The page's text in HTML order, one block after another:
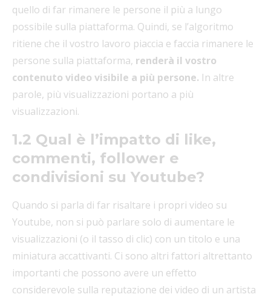
quello di far rimanere le persone il più a lungo
possibile sulla piattaforma. Quindi, se l’algoritmo
ritiene che il vostro lavoro piaccia e faccia rimanere le
persone sulla piattaforma, renderà il vostro
contenuto video visibile a più persone. In altre
parole, più visualizzazioni portano a più
visualizzazioni.
1.2 Qual è l’impatto di like,
commenti, follower e
condivisioni su Youtube?
Quando si parla di far risaltare i propri video su
Youtube, non si può parlare solo di aumentare le
visualizzazioni (o il tasso di clic) con un titolo e una
miniatura accattivanti. Ci sono altri fattori altrettanto
importanti che possono avere un effetto
considerevole sulla reputazione dei video di un artista